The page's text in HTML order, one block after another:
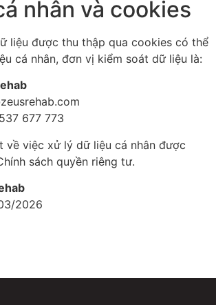
nhân và cookies
liệu được thu thập qua cookies có thể
cá nhân, đơn vị kiểm soát dữ liệu là:
677 773
về việc xử lý dữ liệu cá nhân được
sách quyền riêng tư.
2026